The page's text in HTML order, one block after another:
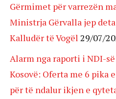
Gërmimet për varrezën
Ministrja Gërvalla jep
Kalludër të Vogël 29/07/
Alarm nga raporti i NDI-
Kosovë: Oferta me 6 pika
për të ndalur ikjen e